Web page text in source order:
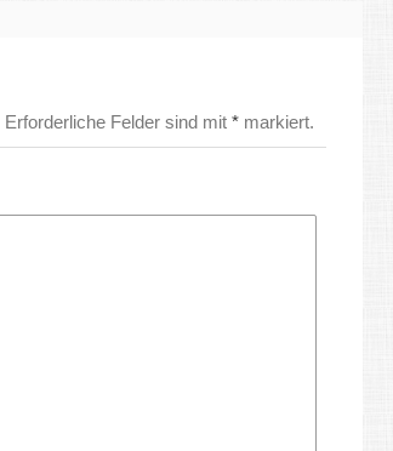
Erforderliche Felder sind mit * markiert.